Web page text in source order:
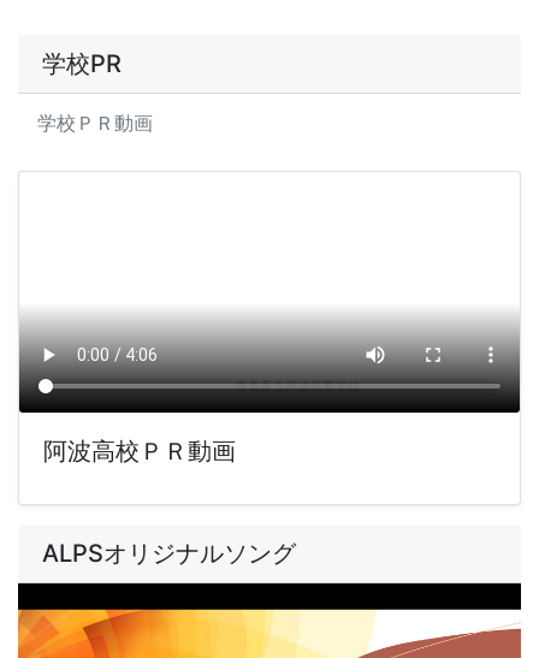
学校PR
学校ＰＲ動画
阿波高校ＰＲ動画
ALPSオリジナルソング